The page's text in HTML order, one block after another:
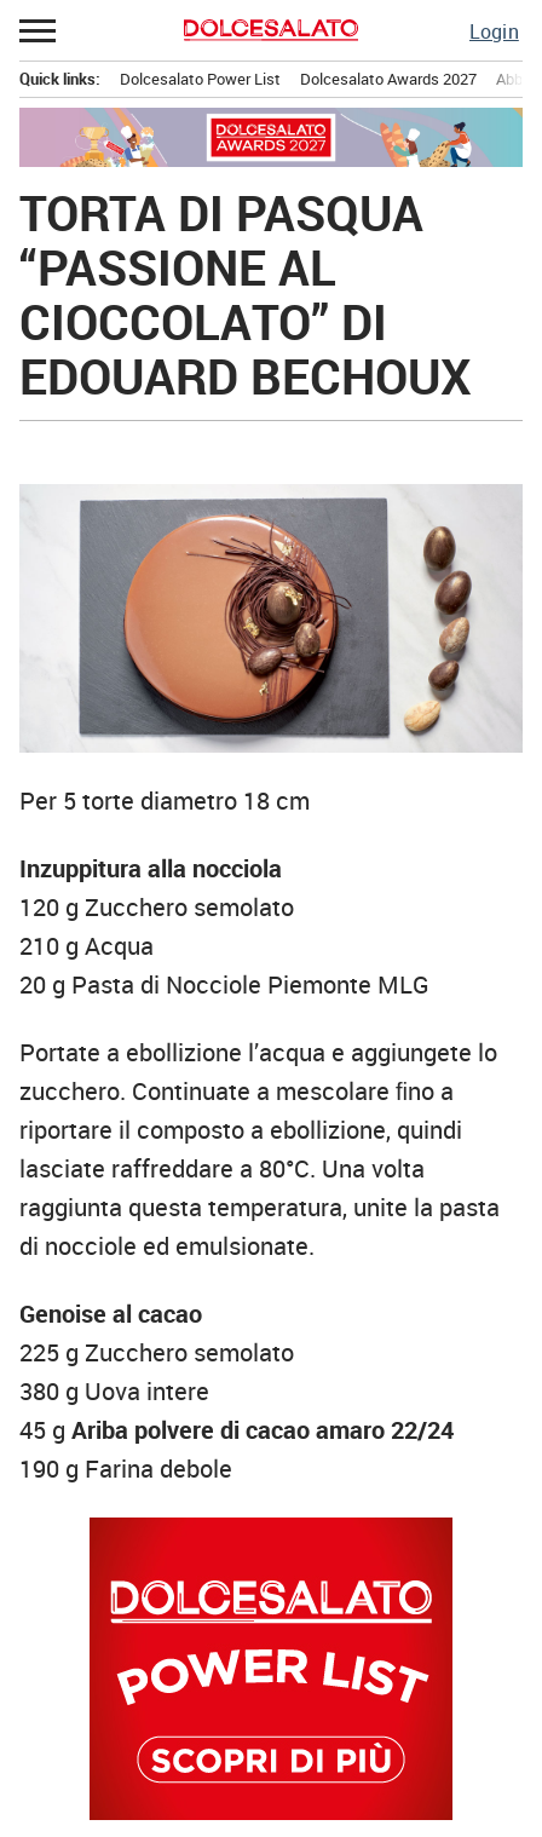
Passa
al
contenuto
Login
principale
Quick links: Dolcesalato Power List Dolcesalato Awards 2027
TORTA DI PASQUA
“PASSIONE AL
CIOCCOLATO” DI
EDOUARD BECHOUX
Per 5 torte diametro 18 cm
Inzuppitura alla nocciola
120 g Zucchero semolato
210 g Acqua
20 g Pasta di Nocciole Piemonte MLG
Portate a ebollizione l’acqua e aggiungete lo
zucchero. Continuate a mescolare ﬁno a
riportare il composto a ebollizione, quindi
lasciate raffreddare a 80°C. Una volta
raggiunta questa temperatura, unite la pasta
di nocciole ed emulsionate.
Genoise al cacao
225 g Zucchero semolato
380 g Uova intere
45 g Ariba polvere di cacao amaro 22/24
190 g Farina debole